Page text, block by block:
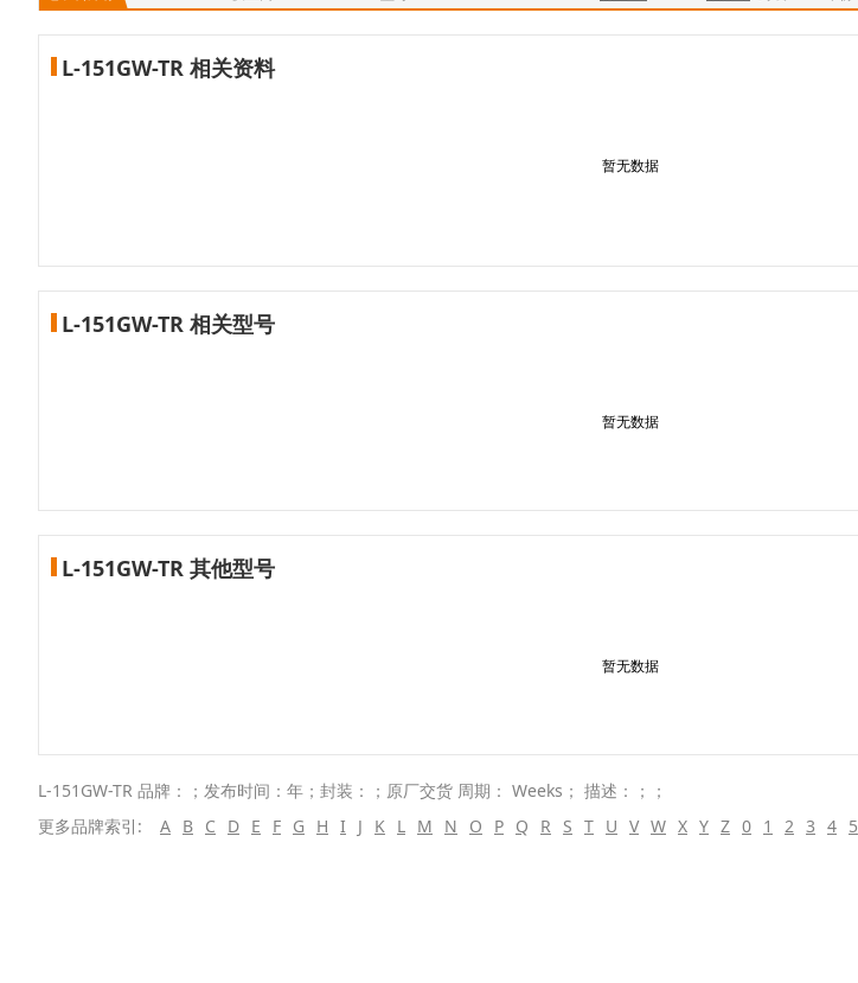
L-151GW-TR 相关资料
暂无数据
L-151GW-TR 相关型号
暂无数据
L-151GW-TR 其他型号
暂无数据
L-151GW-TR 品牌：；发布时间：年；封装：；原厂交货 周期： Weeks； 描述：；；
更多品牌索引:
A B C D E F G H I J K L M N O P Q R S T U V W X Y Z 0 1 2 3 4 5